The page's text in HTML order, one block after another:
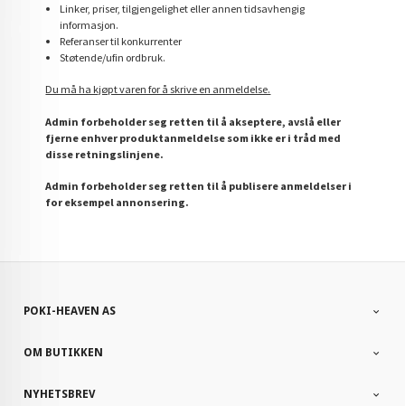
Linker, priser, tilgjengelighet eller annen tidsavhengig
informasjon.
Referanser til konkurrenter
Støtende/ufin ordbruk.
Du må ha kjøpt varen for å skrive en anmeldelse.
Admin forbeholder seg retten til å akseptere, avslå eller
fjerne enhver produktanmeldelse som ikke er i tråd med
disse retningslinjene.
Admin forbeholder seg retten til å publisere anmeldelser i
for eksempel annonsering.
POKI-HEAVEN AS
OM BUTIKKEN
NYHETSBREV